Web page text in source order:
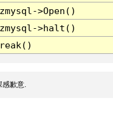
>Open()
>halt()
感歉意.